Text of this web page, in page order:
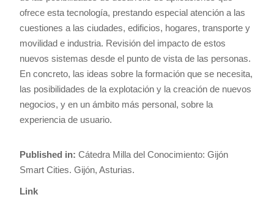
ofrece esta tecnología, prestando especial atención a las
cuestiones a las ciudades, edificios, hogares, transporte y
movilidad e industria. Revisión del impacto de estos
nuevos sistemas desde el punto de vista de las personas.
En concreto, las ideas sobre la formación que se necesita,
las posibilidades de la explotación y la creación de nuevos
negocios, y en un ámbito más personal, sobre la
experiencia de usuario.
Published in: Cátedra Milla del Conocimiento: Gijón
Smart Cities. Gijón, Asturias.
Link